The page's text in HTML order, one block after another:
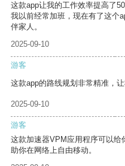
这款app让我的工作效率提高了
我以前经常加班，现在有了这个
伴家人。
2025-09-10
游客
这款app的路线规划非常精准，
2025-09-10
游客
这款加速器VPM应用程序可以
助你在网络上自由移动。